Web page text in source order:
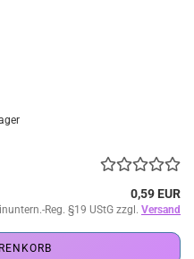
0,59 EUR
Reg. §19 UStG zzgl. Versand